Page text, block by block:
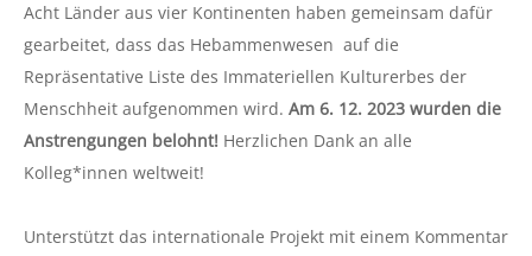
Acht Länder aus vier Kontinenten haben gemeinsam dafür
gearbeitet, dass das Hebammenwesen auf die
Repräsentative Liste des Immateriellen Kulturerbes der
Menschheit aufgenommen wird. Am 6. 12. 2023 wurden die
Anstrengungen belohnt! Herzlichen Dank an alle
Kolleg*innen weltweit!
Unterstützt das internationale Projekt mit einem Kommentar